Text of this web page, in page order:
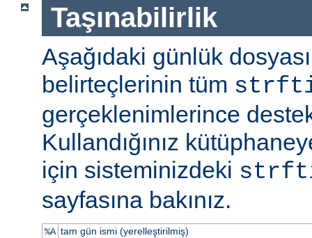
Taşınabilirlik
Aşağıdaki günlük
belirteçlerinin tüm
gerçeklenimlerince
Kullandığınız
için sisteminizdeki
sayfasına bakınız.
%A tam gün ismi (yerelleştirilmiş)